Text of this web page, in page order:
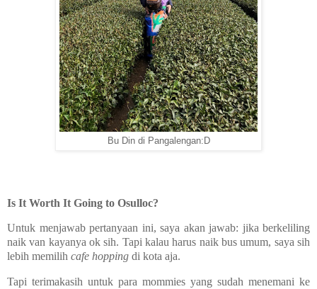
Bu Din di Pangalengan:D
Is It Worth It Going to Osulloc?
Untuk menjawab pertanyaan ini, saya akan jawab: jika berkeliling
naik van kayanya ok sih. Tapi kalau harus naik bus umum, saya sih
lebih memilih cafe hopping di kota aja.
Tapi terimakasih untuk para mommies yang sudah menemani ke